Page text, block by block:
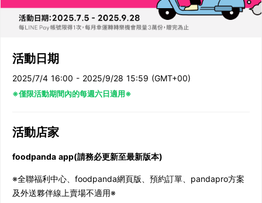
活動日期
2025/7/4 16:00 - 2025/9/28 15:59 (GMT+00)
※僅限活動期間內的每週六日適用※
活動店家
foodpanda app(請務必更新至最新版本)
※全聯福利中心、foodpanda網頁版、預約訂單、pandapro方案
及外送夥伴線上賣場不適用※